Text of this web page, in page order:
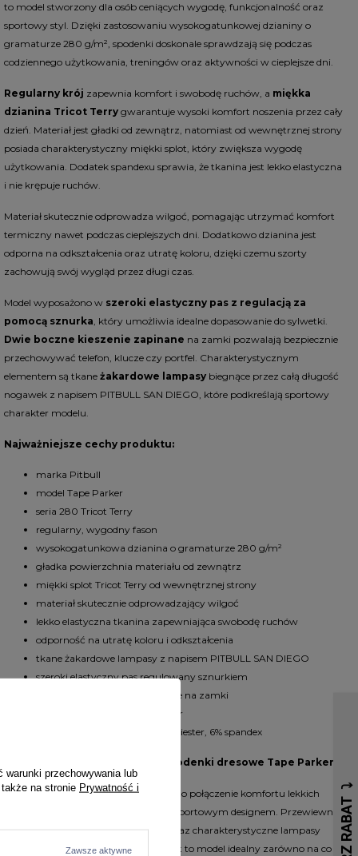
to model stworzony dla osób ceniących wygodę, funkcjonalność oraz
sportowy styl. Dzięki zastosowaniu wysokogatunkowej dzianiny o
gramaturze 280 g/m², spodenki doskonale sprawdzają się podczas
codziennego użytkowania, treningów oraz aktywności w cieplejsze dni.
Regularny krój zapewnia komfort i swobodę ruchów, a miękka
dzianina Tricot Terrygwarantuje wysoki komfort noszenia przez cały
dzień. Materiał jest gładki od zewnątrz, natomiast od wewnętrznej strony
posiada charakterystyczny miękki splot, który zwiększa wygodę
użytkowania. Dodatek spandexu sprawia, że tkanina jest lekko elastyczna
i nie krępuje ruchów.
Materiał skutecznie odprowadza wilgoć, pomagając utrzymać komfort
termiczny nawet podczas cieplejszych dni. Dodatkowo dzianina jest
odporna na odkształcenia oraz utratę koloru, dzięki czemu szorty
zachowują swój wygląd przez długi czas.
Model wyposażono w szeroki elastyczny pas z regulacją za
pomocą sznurka, który umożliwia idealne dopasowanie do sylwetki.
Dwie boczne kieszenie zapinane na zamki pozwalają bezpiecznie
przechowywać telefon, klucze czy portfel. Charakterystycznym
elementem są tkane żakardowe lampasybiegnące przez całą długość
nogawek z napisem PITBULL SAN DIEGO, które podkreślają sportowy
charakter modelu.
Najważniejsze cechy produktu:
marka Pitbull
model Tape Parker
seria 280 Tricot Terry
regularny, wygodny fason
wysokogatunkowa dzianina o gramaturze 280 g/m²
gładka powierzchnia materiału od zewnątrz
miękki splot Tricot Terry od wewnętrznej strony
materiał skutecznie odprowadzający wilgoć
lekko elastyczna tkanina zapewniająca swobodę ruchów
odporność na utratę koloru i odkształcenia
tkane żakardowe lampasy z napisem PITBULL SAN DIEGO
szeroki elastyczny pas regulowany sznurkiem
dwie boczne kieszenie zapinane na zamki
sportowy i casualowy charakter
materiał: 62% bawełna, 32% poliester, 6% spandex
Dlaczego warto wybrać białe spodenki dresowe Tape Parker?
Krótkie spodenki Pit Bull Tape Parker to połączenie komfortu lekkich
szortów dresowych z nowoczesnym sportowym designem. Przewiewna
dzianina Tricot Terry, wygodny krój oraz charakterystyczne lampasy
PITBULL SAN DIEGO sprawiają, że jest to model idealny zarówno na co
warunki przechowywania lub
na stronie Prywatność i
Zawsze aktywne